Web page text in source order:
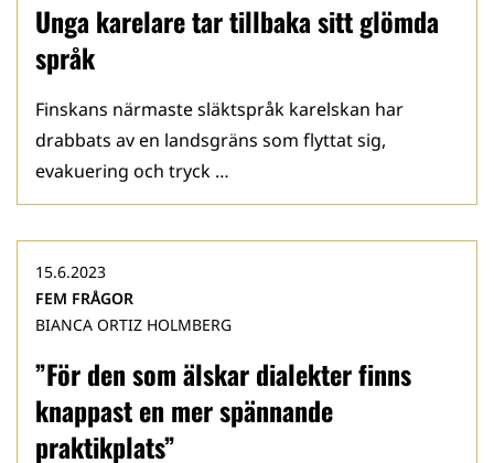
Unga karelare tar tillbaka sitt glömda
språk
Finskans närmaste släktspråk karelskan har
drabbats av en landsgräns som flyttat sig,
evakuering och tryck …
”För den som älskar dialekter finns
knappast en mer spännande
praktikplats”
15.6.2023
FEM FRÅGOR
BIANCA ORTIZ HOLMBERG